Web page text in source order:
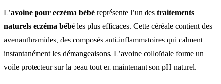
L’avoine pour eczéma bébé représente l’un des traitements
naturels eczéma bébé les plus efficaces. Cette céréale contient des
avenanthramides, des composés anti-inflammatoires qui calment
instantanément les démangeaisons. L’avoine colloïdale forme un
voile protecteur sur la peau tout en maintenant son pH naturel.